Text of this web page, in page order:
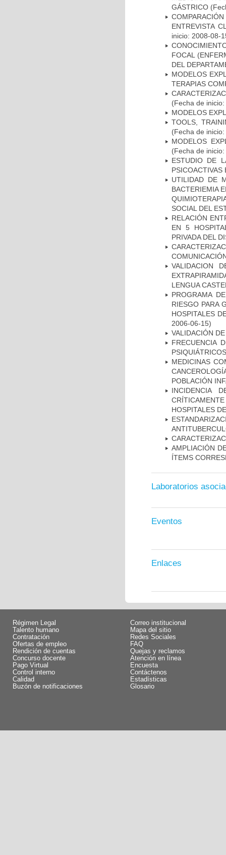
GÁSTRICO
ENTREVISTA
inicio: 2008-08-
FOCAL
DEL
MODELOS
TERAPIAS
(Fecha de
MODELOS
TOOLS,
(Fecha de
MODELOS
(Fecha de
ESTUDIO DE
PSICOACTIVAS
UTILIDAD DE
BACTERIEMIA
SOCIAL DEL
RELACIÓN
EN 5
PRIVADA DEL
VALIDACION
LENGUA
PROGRAMA
RIESGO PARA
HOSPITALES
2006-06-15)
VALIDACIÓN
FRECUENCIA
MEDICINAS
POBLACIÓN
INCIDENCIA
HOSPITALES
AMPLIACIÓN
ÍTEMS
Laboratorios
Eventos
Enlaces
Régimen Legal
Talento humano
Contratación
Ofertas de empleo
Rendición de cuentas
Concurso docente
Pago Virtual
Control interno
Calidad
Buzón de notificaciones
Correo institucional
Mapa del sitio
Redes Sociales
FAQ
Quejas y reclamos
Atención en línea
Encuesta
Contáctenos
Estadísticas
Glosario